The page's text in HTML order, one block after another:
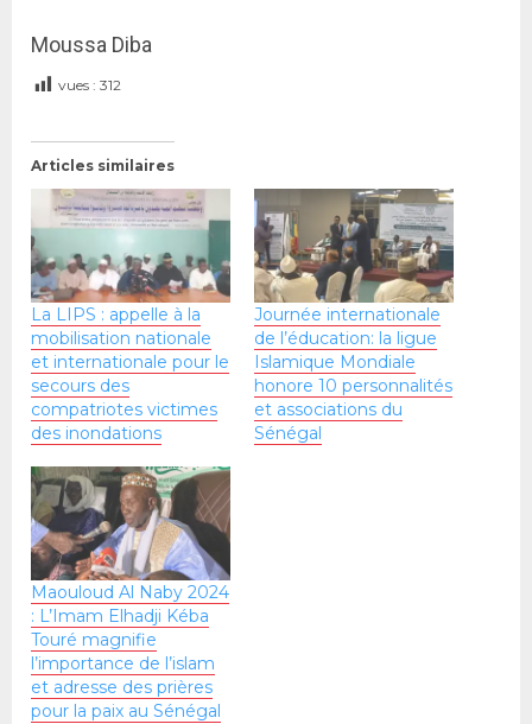
Moussa Diba
vues : 312
Articles similaires
La LIPS : appelle à la
mobilisation nationale
et internationale pour le
secours des
compatriotes victimes
des inondations
Journée internationale
de l’éducation: la ligue
Islamique Mondiale
honore 10 personnalités
et associations du
Sénégal
Maouloud Al Naby 2024
: L’Imam Elhadji Kéba
Touré magnifie
l’importance de l’islam
et adresse des prières
pour la paix au Sénégal